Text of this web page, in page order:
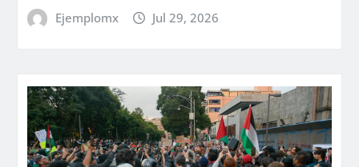
Ejemplomx Jul 29, 2026